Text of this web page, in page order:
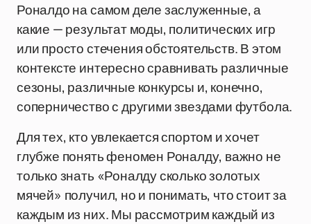
Роналдо на самом деле заслуженные, а
какие — результат моды, политических игр
или просто стечения обстоятельств. В этом
контексте интересно сравнивать различные
сезоны, различные конкурсы и, конечно,
соперничество с другими звездами футбола.
Для тех, кто увлекается спортом и хочет
глубже понять феномен Роналду, важно не
только знать «Роналду сколько золотых
мячей» получил, но и понимать, что стоит за
каждым из них. Мы рассмотрим каждый из